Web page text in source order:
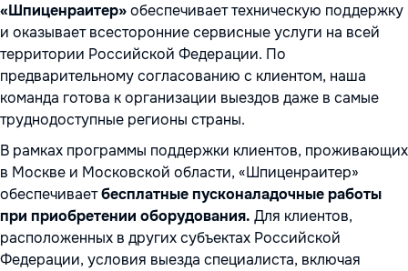
«Шпиценраитер»обеспечивает техническую поддержку
и оказывает всесторонние сервисные услуги на всей
территории Российской Федерации. По
предварительному согласованию с клиентом, наша
команда готова к организации выездов даже в самые
труднодоступные регионы страны.
В рамках программы поддержки клиентов, проживающих
в Москве и Московской области, «Шпиценраитер»
обеспечиваетбесплатные пусконаладочные работы
при приобретении оборудования. Для клиентов,
расположенных в других субъектах Российской
Федерации, условия выезда специалиста, включая